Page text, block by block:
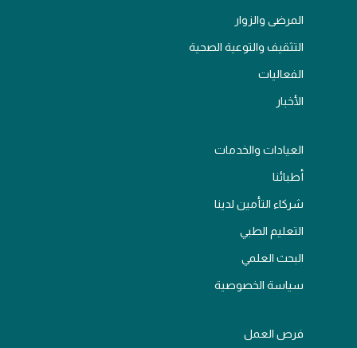
المرضى والزوار
التثقيف والتوعية الصحية
الفعاليات
الأخبار
العيادات والخدمات
أطبائنا
شركاء التأمين لدينا
التعليم الطبي
البحث العلمي
سياسة الخصوصية
فرص العمل